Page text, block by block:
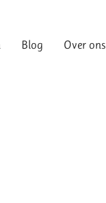
Blog Over ons